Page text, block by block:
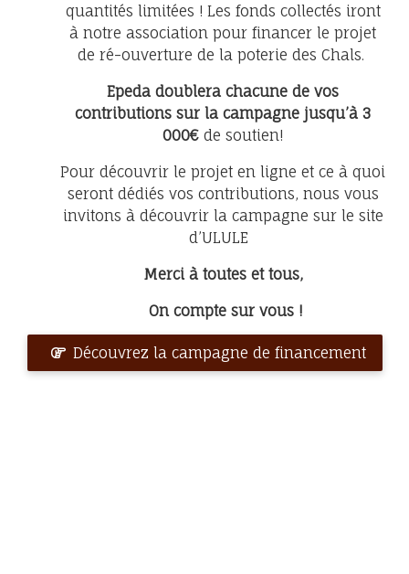
quantités limitées ! Les fonds collectés iront
à notre association pour financer le projet
de ré-ouverture de la poterie des Chals.
Epeda doublera chacune de vos
contributions sur la campagne jusqu’à 3
000€ de soutien!
Pour découvrir le projet en ligne et ce à quoi
seront dédiés vos contributions, nous vous
invitons à découvrir la campagne sur le site
d’ULULE
Merci à toutes et tous,
On compte sur vous !
Découvrez la campagne de financement